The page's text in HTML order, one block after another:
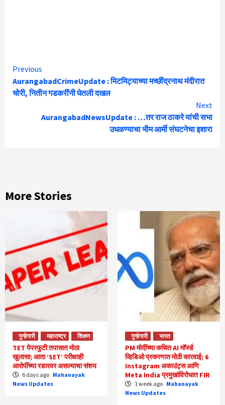
Continue
Reading
Previous
AurangabadCrimeUpdate : मिटमिट्याच्या मच्छींद्रनाथ मंदीरात
चोरी, नितीन गडकरींनी घेतली दखल
Next
AurangabadNewsUpdate : …तर राज ठाकरे यांची सभा
उधळण्याचा भीम आर्मी संघटनेचा इशारा
More Stories
गुन्हेगारी महाराष्ट्र शिक्षण
TET पेपरफुटी तपासात मोठा
खुलासा; आता ‘SET’ परीक्षाही
आरोपींच्या रडारवर असल्याचा संशय
6 days ago Mahanayak
News Updates
गुन्हेगारी भारत
PM मोदींच्या कथित AI मॉर्फ्ड
व्हिडिओ प्रकरणात मोठी कारवाई; 6
Instagram अकाउंट्स आणि
Meta India प्रमुखांविरोधात FIR
1 week ago Mahanayak
News Updates